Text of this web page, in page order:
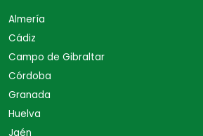
Almería
Cádiz
Campo de Gibraltar
Córdoba
Granada
Huelva
Jaén